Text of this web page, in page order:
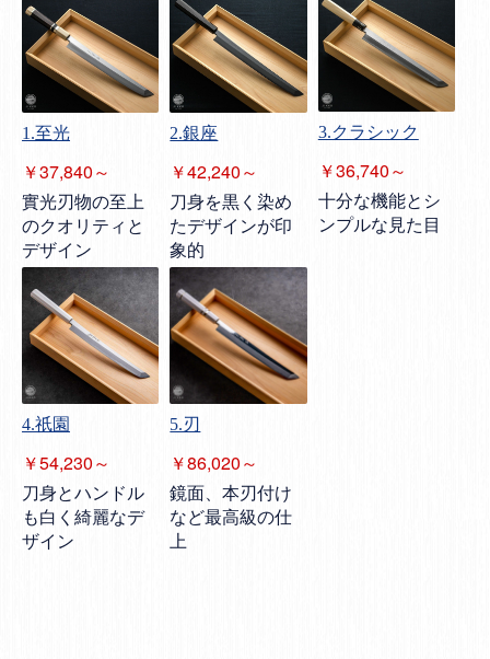
1.至光
￥37,840～
實光刃物の至上
のクオリティと
デザイン
2.銀座
￥42,240～
刀身を黒く染め
たデザインが印
象的
3.クラシック
￥36,740～
十分な機能とシ
ンプルな見た目
4.祇園
￥54,230～
刀身とハンドル
も白く綺麗なデ
ザイン
5.刃
￥86,020～
鏡面、本刃付け
など最高級の仕
上